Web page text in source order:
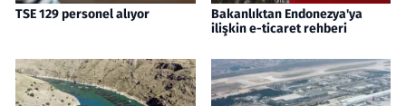
TSE 129 personel alıyor
Bakanlıktan Endonezya'ya
ilişkin e-ticaret rehberi